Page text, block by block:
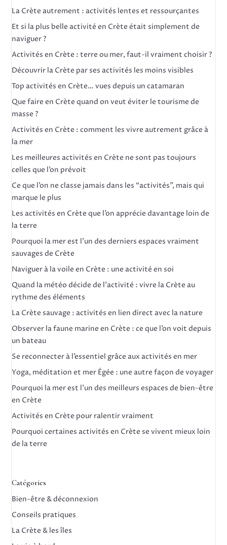
La Crète autrement : activités lentes et ressourçantes
Et si la plus belle activité en Crète était simplement de
naviguer ?
Activités en Crète : terre ou mer, faut-il vraiment choisir ?
Découvrir la Crète par ses activités les moins visibles
Top activités en Crète… vues depuis un catamaran
Que faire en Crète quand on veut éviter le tourisme de
masse ?
Activités en Crète : comment les vivre autrement grâce à
la mer
Les meilleures activités en Crète ne sont pas toujours
celles que l’on prévoit
Ce que l’on ne classe jamais dans les “activités”, mais qui
marque le plus
Les activités en Crète que l’on apprécie davantage loin de
la terre
Pourquoi la mer est l’un des derniers espaces vraiment
sauvages de Crète
Naviguer à la voile en Crète : une activité en soi
Quand la météo décide de l’activité : vivre la Crète au
rythme des éléments
La Crète sauvage : activités en lien direct avec la nature
Observer la faune marine en Crète : ce que l’on voit depuis
un bateau
Se reconnecter à l’essentiel grâce aux activités en mer
Yoga, méditation et mer Égée : une autre façon de voyager
Pourquoi la mer est l’un des meilleurs espaces de bien-être
en Crète
Activités en Crète pour ralentir vraiment
Pourquoi certaines activités en Crète se vivent mieux loin
de la terre
Catégories
Bien-être & déconnexion
Conseils pratiques
La Crète & les îles